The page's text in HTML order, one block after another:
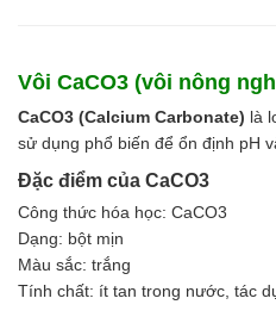
Ngành In Ấn Bao Bì
Ngành Gốm Sứ
Ngành Gỗ
Ngành Mỹ Phẩm
Ngành Hóa Dầu
Ngành Giấy
Liên hệ
Tuyển dụng
Vôi CaCO3 (vôi nông
CaCO3 (Calcium Carbonate) là
sử dụng phổ biến để ổn định pH
Đặc điểm của CaCO3
Công thức hóa học: CaCO3
Dạng: bột mịn
Màu sắc: trắng
Tính chất: ít tan trong nước, tác